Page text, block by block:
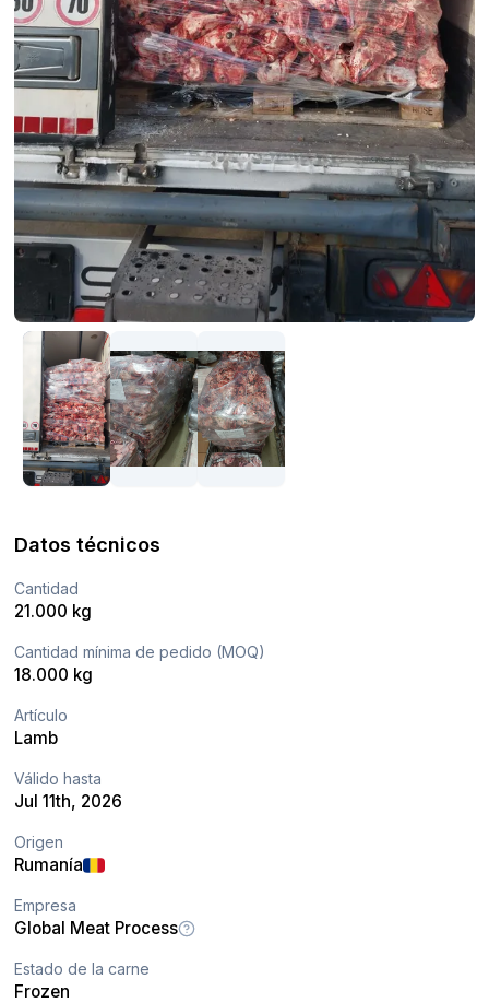
Datos técnicos
Cantidad
21.000 kg
Cantidad mínima de pedido (MOQ)
18.000 kg
Artículo
Lamb
Válido hasta
Jul 11th, 2026
Origen
Rumanía
Empresa
Global Meat Process
Estado de la carne
Frozen